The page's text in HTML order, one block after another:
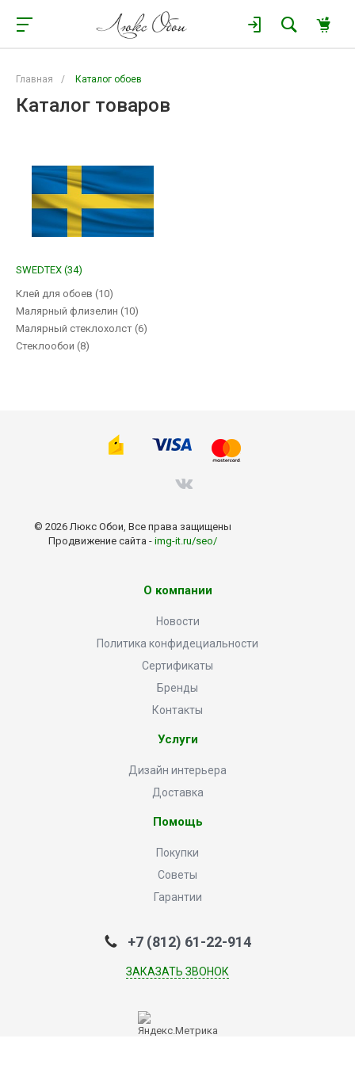
Главная / Каталог обоев
Каталог товаров
SWEDTEX (34)
Клей для обоев (10)
Малярный флизелин (10)
Малярный стеклохолст (6)
Стеклообои (8)
© 2026 Люкс Обои, Все права защищены
Продвижение сайта - img-it.ru/seo/
О компании
Новости
Политика конфидециальности
Сертификаты
Бренды
Контакты
Услуги
Дизайн интерьера
Доставка
Помощь
Покупки
Советы
Гарантии
+7 (812) 61-22-914
ЗАКАЗАТЬ ЗВОНОК